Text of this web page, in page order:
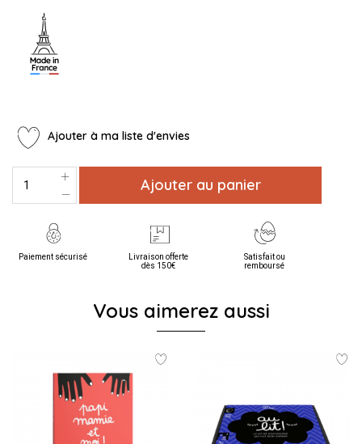
Ajouter à ma liste d'envies
Ajouter au panier
Paiement sécurisé
Livraison offerte
dès 150€
Satisfait ou
remboursé
Vous aimerez aussi